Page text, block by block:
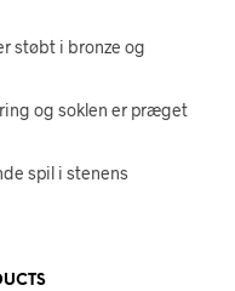
støbt i bronze og
og soklen er præget
spil i stenens